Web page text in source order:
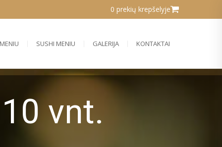
0 prekių krepšelyje
MENIU SUSHI MENIU GALERIJA KONTAKTAI
vnt.